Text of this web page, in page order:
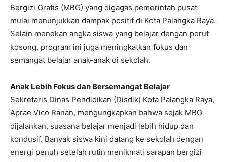
Bergizi Gratis (MBG) yang digagas pemerintah pusat
mulai menunjukkan dampak positif di Kota Palangka Raya.
Selain menekan angka siswa yang belajar dengan perut
kosong, program ini juga meningkatkan fokus dan
semangat belajar anak-anak di sekolah.
Anak Lebih Fokus dan Bersemangat Belajar
Sekretaris Dinas Pendidikan (Disdik) Kota Palangka Raya,
Aprae Vico Ranan, mengungkapkan bahwa sejak MBG
dijalankan, suasana belajar menjadi lebih hidup dan
kondusif. Banyak siswa kini datang ke sekolah dengan
energi penuh setelah rutin menikmati sarapan bergizi